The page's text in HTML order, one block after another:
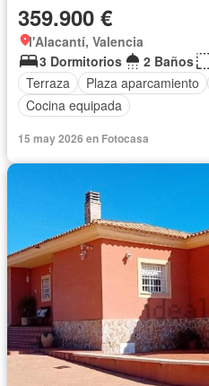
359.900 €
l'Alacantí, Valencia
3 Dormitorios
2 Baños
Terraza
Plaza aparcamiento
Cocina equipada
15 may 2026 en Fotocasa